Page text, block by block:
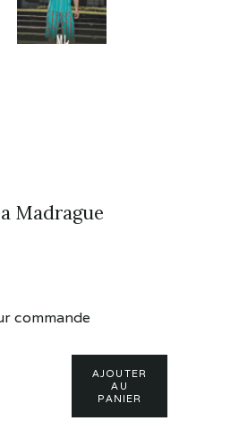
Madrague
commande
AJOUTER
AU
PANIER